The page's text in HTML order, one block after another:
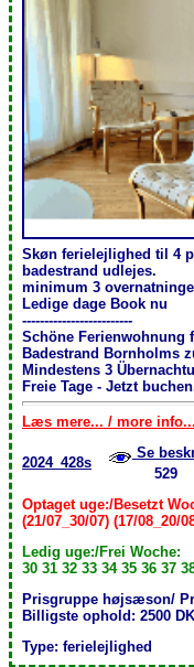
Skøn ferielejlighed til 4
badestrand udlejes.
minimum 3
Ledige dage Book nu
-------------------------
Schöne Ferienwohnung
Badestrand Bornholms
Mindestens 3
Freie Tage - Jetzt
Læs mere... / more
2024_428s
Se
529
Optaget uge:/Besetzt
(21/07_30/07) (17/08_20/
Ledig uge:/Frei Woche:
30 31 32 33 34 35 36 37
Prisgruppe højsæson/
Billigste ophold: 2500
Type: ferielejlighed